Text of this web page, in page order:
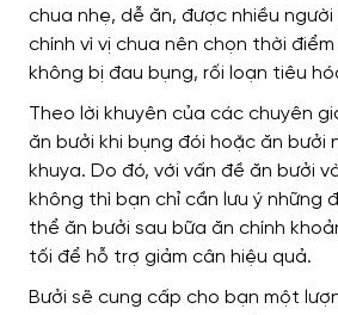
chua nhẹ, dễ ăn, được nhiều
chính vì vị chua nên chọn thời
không bị đau bụng, rối loạn tiêu
Theo lời khuyên của các chuyên
ăn bưởi khi bụng đói hoặc ăn bưởi
khuya. Do đó, với vấn đề ăn bưởi
không thì bạn chỉ cần lưu ý những
thể ăn bưởi sau bữa ăn chính
tối để hỗ trợ giảm cân hiệu quả.
Bưởi sẽ cung cấp cho bạn một